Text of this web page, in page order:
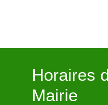
Horaires
Mairie